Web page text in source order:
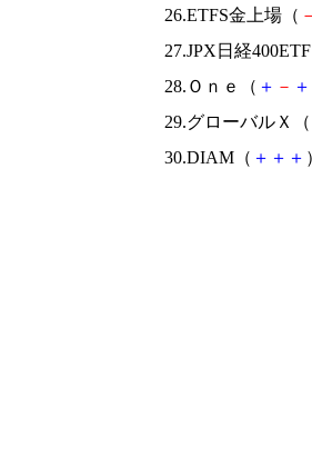
26.ETFS金上場（
27.JPX日経
28.Ｏｎｅ（ ＋ － ＋
29.グローバルＸ（
30.DIAM（ ＋ ＋ ＋